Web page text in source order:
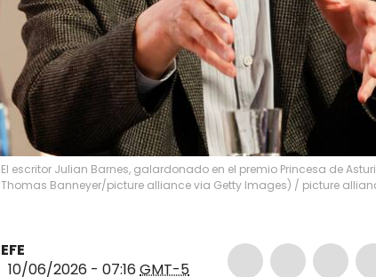
El escritor Julian Barnes, galardonado en el premio Princesa de
Thomas Banneyer/picture alliance via Getty Images) / picture
EFE
10/06/2026 - 07:16 GMT-5